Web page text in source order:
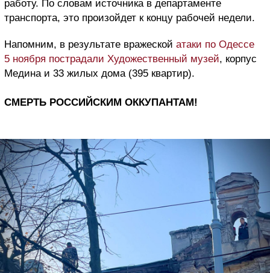
работу. По словам источника в департаменте
транспорта, это произойдет к концу рабочей недели.
Напомним, в результате вражеской атаки по Одессе
5 ноября пострадали Художественный музей, корпус
Медина и 33 жилых дома (395 квартир).
СМЕРТЬ РОССИЙСКИМ ОККУПАНТАМ!